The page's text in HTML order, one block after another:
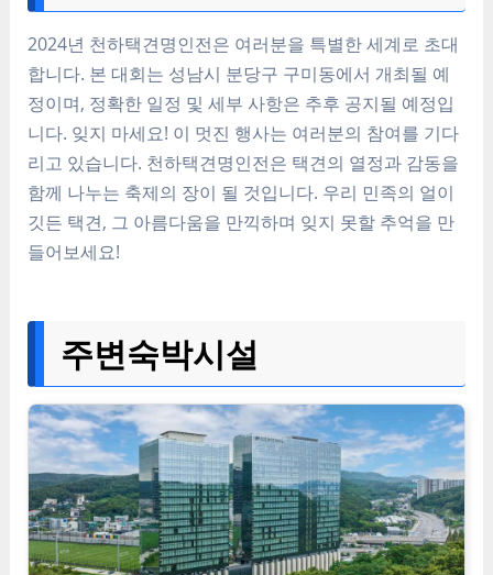
2024년 천하택견명인전은 여러분을 특별한 세계로 초대
합니다. 본 대회는 성남시 분당구 구미동에서 개최될 예
정이며, 정확한 일정 및 세부 사항은 추후 공지될 예정입
니다. 잊지 마세요! 이 멋진 행사는 여러분의 참여를 기다
리고 있습니다. 천하택견명인전은 택견의 열정과 감동을
함께 나누는 축제의 장이 될 것입니다. 우리 민족의 얼이
깃든 택견, 그 아름다움을 만끽하며 잊지 못할 추억을 만
들어보세요!
주변숙박시설